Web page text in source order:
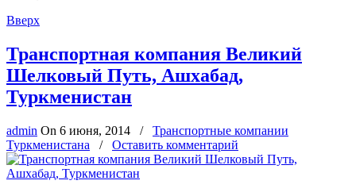
Вверх
Транспортная компания Великий
Шелковый Путь, Ашхабад,
Туркменистан
admin On 6 июня, 2014 /
Транспортные компании
Туркменистана
/ Оставить комментарий